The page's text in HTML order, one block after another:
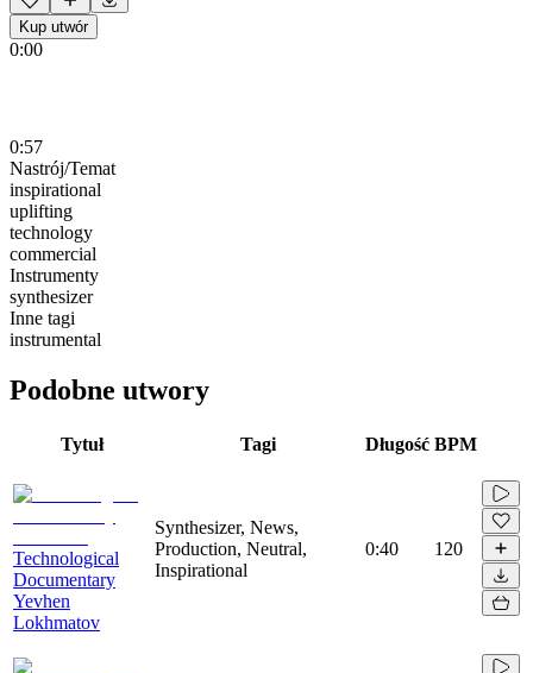
Kup utwór
0:00
0:57
Nastrój/Temat
inspirational
uplifting
technology
commercial
Instrumenty
synthesizer
Inne tagi
instrumental
Podobne utwory
Tytuł Tagi Długość BPM
Technological
Documentary
Yevhen
Lokhmatov
Synthesizer, News,
Production, Neutral,
Inspirational
0:40 120